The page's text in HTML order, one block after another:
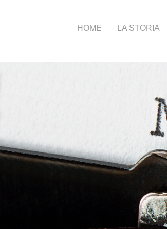
HOME LA STORIA